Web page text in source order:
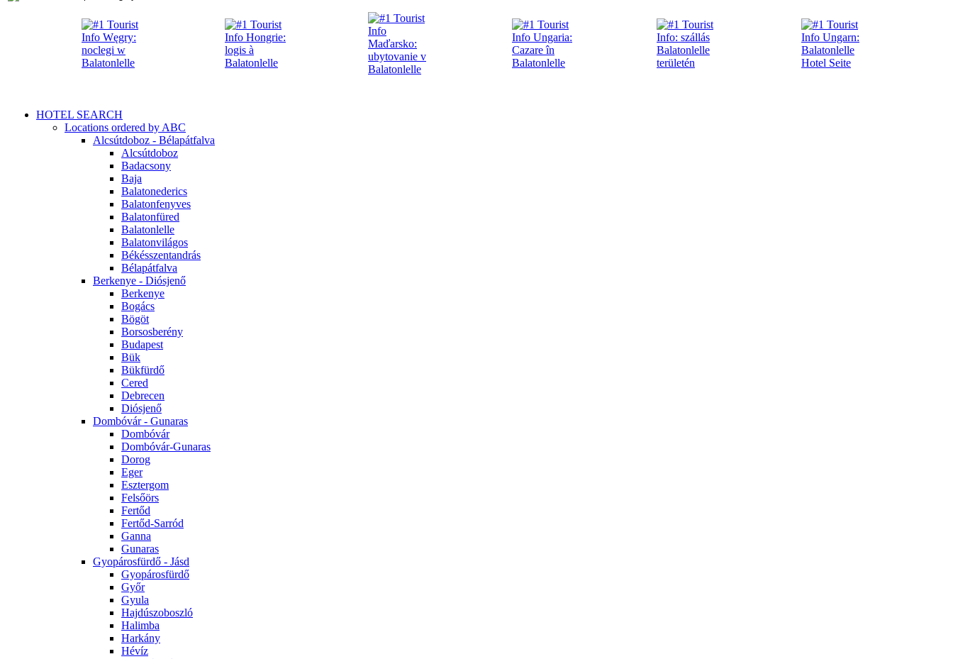
HOTEL SEARCH
Locations ordered by ABC
Alcsútdoboz - Bélapátfalva
Alcsútdoboz
Badacsony
Baja
Balatonederics
Balatonfenyves
Balatonfüred
Balatonlelle
Balatonvilágos
Békésszentandrás
Bélapátfalva
Berkenye - Diósjenő
Berkenye
Bogács
Bögöt
Borsosberény
Budapest
Bük
Bükfürdő
Cered
Debrecen
Diósjenő
Dombóvár - Gunaras
Dombóvár
Dombóvár-Gunaras
Dorog
Eger
Esztergom
Felsőörs
Fertőd
Fertőd-Sarród
Ganna
Gunaras
Gyopárosfürdő - Jásd
Gyopárosfürdő
Győr
Gyula
Hajdúszoboszló
Halimba
Harkány
Hévíz